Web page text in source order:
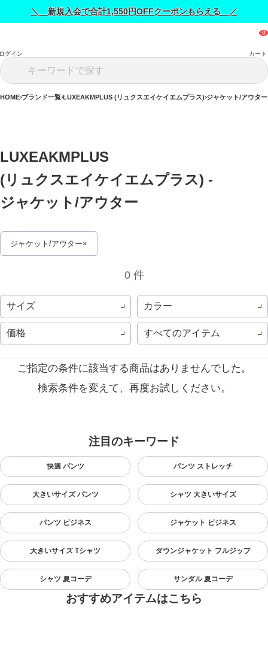
＼ 新規入会で合計1,550円OFFクーポンもらえる ／
グイン カート
HOME ブランド一覧 LUXEAKMPLUS (リュクスエイケイエムプラス) ジャケット/アウター
LUXEAKMPLUS
(リュクスエイケイエムプラス) -
ジャケット/アウター
ジャケット/アウター
0 件
サイズ カラー
価格 すべてのアイテム
ご指定の条件に該当する商品はありませんでした。
検索条件を変えて、再度お試しください。
注目のキーワード
快適 パンツ パンツ ストレッチ
大きいサイズ パンツ シャツ 大きいサイズ
パンツ ビジネス ジャケット ビジネス
大きいサイズ Tシャツ ダウンジャケット フルジップ
シャツ 夏コーデ サンダル 夏コーデ
おすすめアイテムはこちら